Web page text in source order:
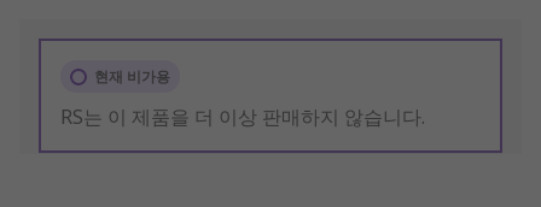
현재 비가용
RS는 이 제품을 더 이상 판매하지 않습니다.